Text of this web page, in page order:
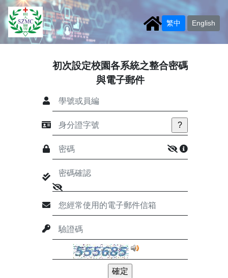
繁中 English
初次設定校園各系統之整合密碼
與電子郵件